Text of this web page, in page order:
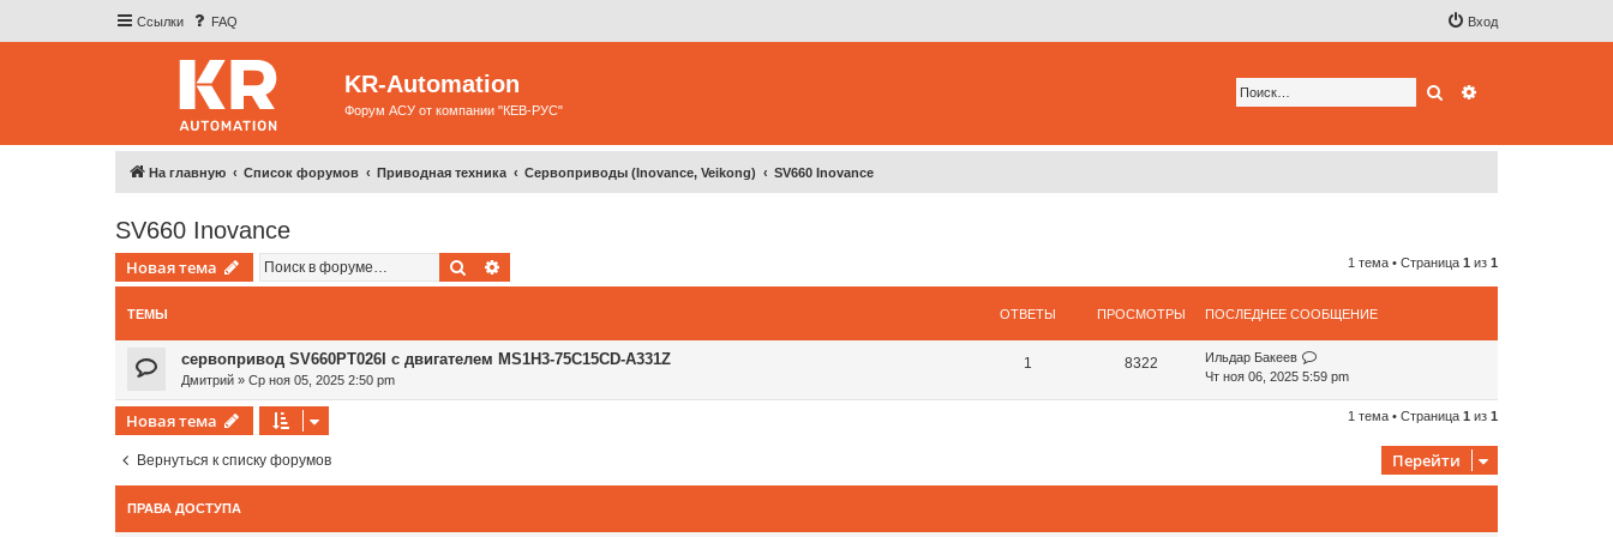
Ссылки FAQ Вход
KR-Automation
Форум АСУ от компании "КЕВ-РУС"
Поиск
На главную Список форумов Приводная техника Сервоприводы (Inovance, Veikong) SV660 Inovance
SV660 Inovance
Новая тема Поиск 1 тема • Страница 1 из 1
ТЕМЫ ОТВЕТЫ ПРОСМОТРЫ ПОСЛЕДНЕЕ СООБЩЕНИЕ
сервопривод SV660PT026I с двигателем MS1H3-75C15CD-A331Z
Дмитрий » Ср ноя 05, 2025 2:50 pm
1 8322
Ильдар Бакеев
Чт ноя 06, 2025 5:59 pm
Новая тема 1 тема • Страница 1 из 1
Вернуться к списку форумов Перейти
ПРАВА ДОСТУПА